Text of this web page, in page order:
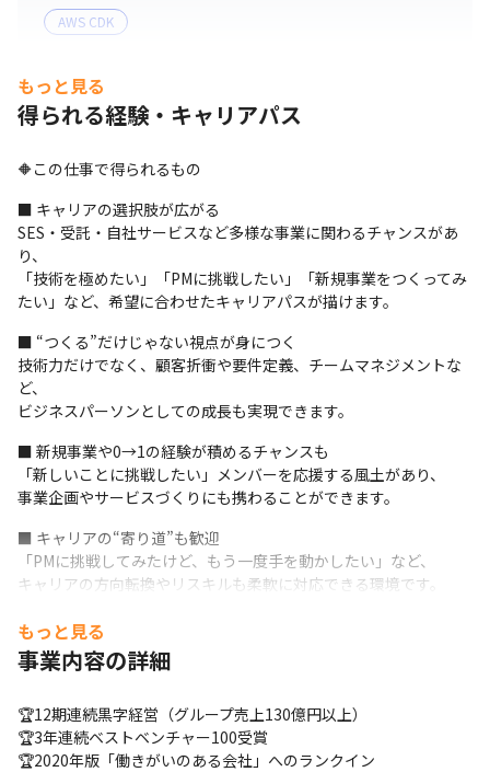
AWS CDK
スクラム
GitHub
コミュニケーションツール
Slack
その他
機械学習
もっと見る
得られる経験・キャリアパス
🔶この仕事で得られるもの
■ キャリアの選択肢が広がる
SES・受託・自社サービスなど多様な事業に関わるチャンスがあ
り、
「技術を極めたい」「PMに挑戦したい」「新規事業をつくってみ
たい」など、希望に合わせたキャリアパスが描けます。
■ “つくる”だけじゃない視点が身につく
技術力だけでなく、顧客折衝や要件定義、チームマネジメントな
ど、
ビジネスパーソンとしての成長も実現できます。
■ 新規事業や0→1の経験が積めるチャンスも
「新しいことに挑戦したい」メンバーを応援する風土があり、
事業企画やサービスづくりにも携わることができます。
■ キャリアの“寄り道”も歓迎
「PMに挑戦してみたけど、もう一度手を動かしたい」など、
キャリアの方向転換やリスキルも柔軟に対応できる環境です。
■ 同じ目線で語れる仲間がいる
技術に熱い人、ビジネスに挑戦したい人、趣味に全力な人…いろ
んなメンバーがいるから、自然と刺激を受けられる環境です。“が
🌟「エンジニアとして働く」だけで終わらない、
“その先”を見据えたキャリアを一緒に描いていきませんか？
もっと見る
事業内容の詳細
🏆12期連続黒字経営（グループ売上130億円以上）
🏆3年連続ベストベンチャー100受賞
🏆2020年版「働きがいのある会社」へのランクイン